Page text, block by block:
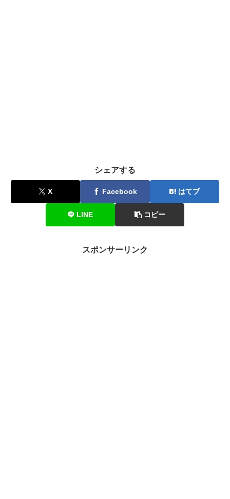
シェアする
X Facebook はてブ
LINE コピー
スポンサーリンク